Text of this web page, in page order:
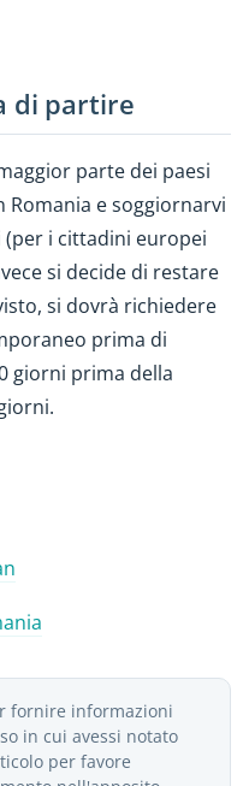
di partire
parte dei paesi
e soggiornarvi
i cittadini europei
si decide di restare
si dovrà richiedere
prima di
giorni prima della
fornire informazioni
in cui avessi notato
per favore